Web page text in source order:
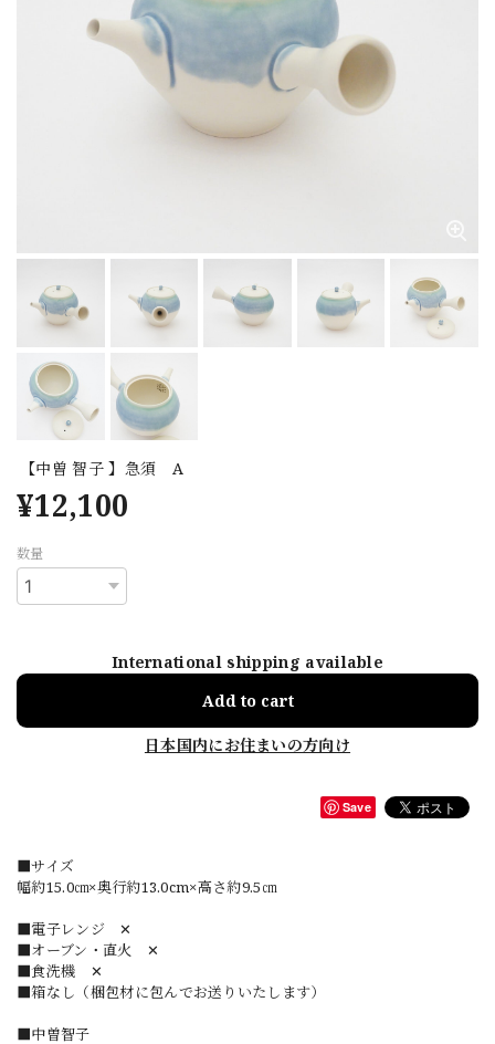
【中曽 智子 】急須 A
¥12,100
数量
International shipping available
Add to cart
日本国内にお住まいの方向け
Save
■サイズ
幅約15.0㎝×奥行約13.0cm×高さ約9.5㎝
■電子レンジ ✕
■オーブン・直火 ✕
■食洗機 ✕
■箱なし（梱包材に包んでお送りいたします）
■中曽智子